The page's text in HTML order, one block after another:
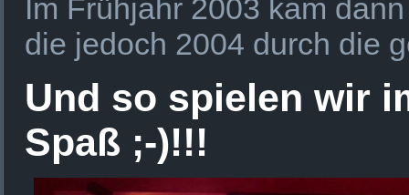
Im Frühjahr 2003 kam
die jedoch 2004 durch die
Und so spielen wir
Spaß ;-)!!!